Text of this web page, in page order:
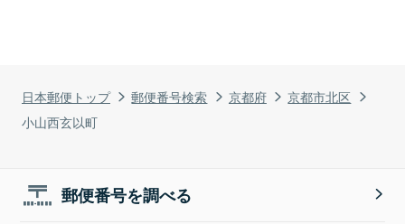
日本郵便トップ 郵便番号検索 京都府
京都市北区
小山西玄以町
郵便番号を調べる